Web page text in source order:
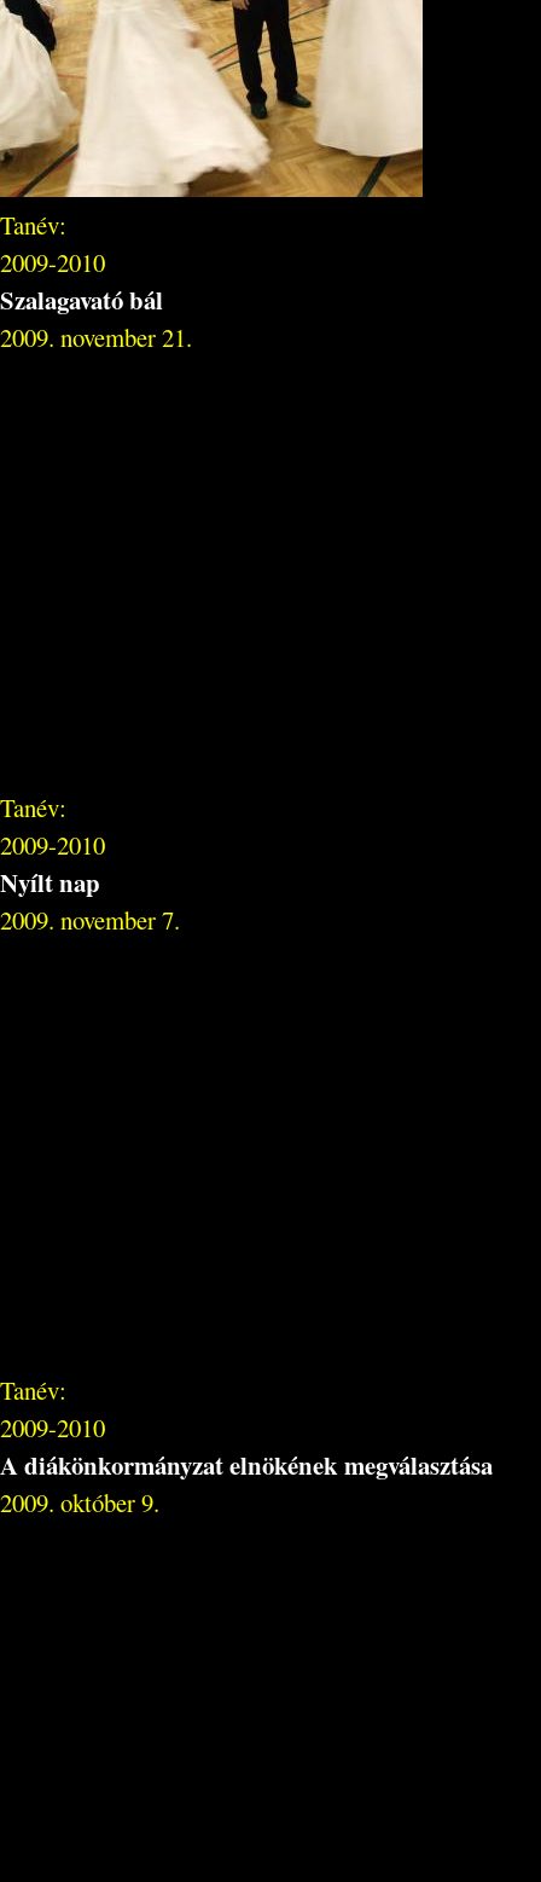
Tanév:
2009-2010
Szalagavató bál
2009. november 21.
Tanév:
2009-2010
Nyílt nap
2009. november 7.
Tanév:
2009-2010
A diákönkormányzat elnökének megválasztása
2009. október 9.